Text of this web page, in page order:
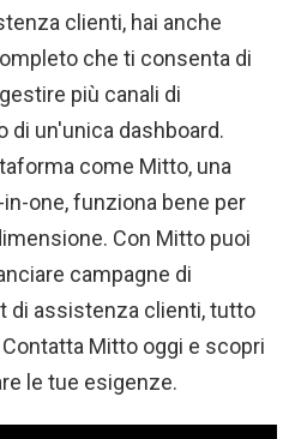
clienti, hai anche
che ti consenta di
più canali di
di un'unica dashboard.
come Mitto, una
one, funziona bene per
Con Mitto puoi
campagne di
di assistenza clienti, tutto
Mitto oggi e scopri
le tue esigenze.